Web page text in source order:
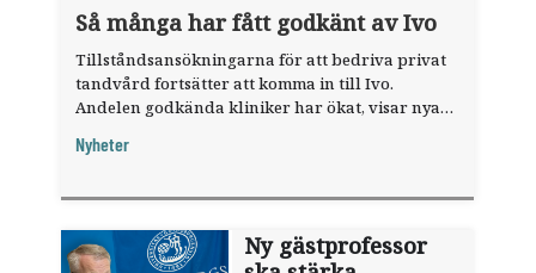
Så många har fått godkänt av Ivo
Tillståndsansökningarna för att bedriva privat
tandvård fortsätter att komma in till Ivo.
Andelen godkända kliniker har ökat, visar nya
Nyheter
Ny gästprofessor